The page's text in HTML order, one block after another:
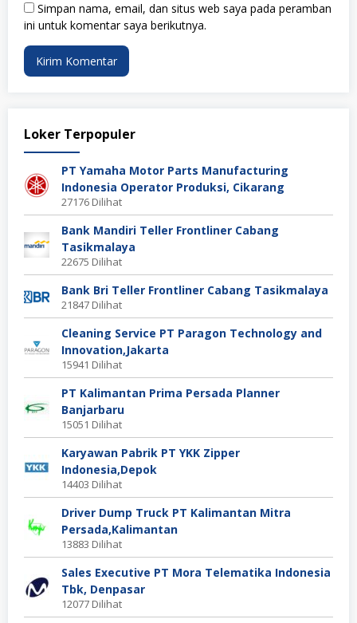
Simpan nama, email, dan situs web saya pada peramban
ini untuk komentar saya berikutnya.
Loker Terpopuler
PT Yamaha Motor Parts Manufacturing
Indonesia Operator Produksi, Cikarang
27176 Dilihat
Bank Mandiri Teller Frontliner Cabang
Tasikmalaya
22675 Dilihat
Bank Bri Teller Frontliner Cabang Tasikmalaya
21847 Dilihat
Cleaning Service PT Paragon Technology and
Innovation,Jakarta
15941 Dilihat
PT Kalimantan Prima Persada Planner
Banjarbaru
15051 Dilihat
Karyawan Pabrik PT YKK Zipper
Indonesia,Depok
14403 Dilihat
Driver Dump Truck PT Kalimantan Mitra
Persada,Kalimantan
13883 Dilihat
Sales Executive PT Mora Telematika Indonesia
Tbk, Denpasar
12077 Dilihat